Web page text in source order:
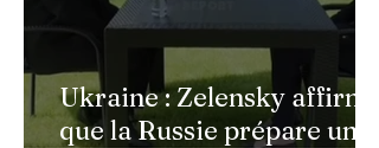
Ukraine : Zelensky affirme
que la Russie prépare une